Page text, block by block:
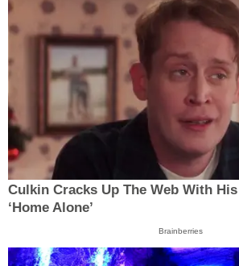
Culkin Cracks Up The Web With
‘Home Alone’
Brainberries